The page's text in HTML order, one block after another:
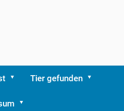
Tier gefunden